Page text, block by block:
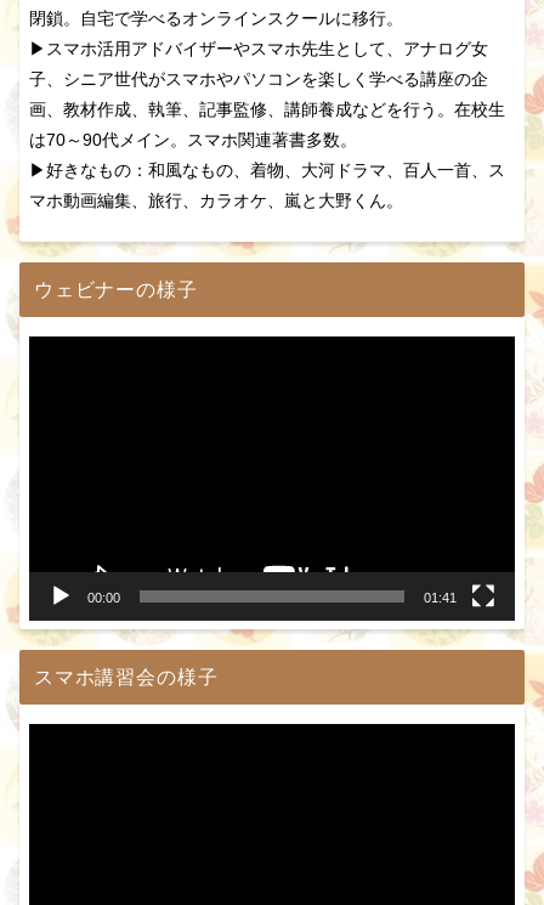
閉鎖。自宅で学べるオンラインスクールに移行。
▶スマホ活用アドバイザーやスマホ先生として、アナログ女
子、シニア世代がスマホやパソコンを楽しく学べる講座の企
画、教材作成、執筆、記事監修、講師養成などを行う。在校生
は70～90代メイン。スマホ関連著書多数。
▶好きなもの：和風なもの、着物、大河ドラマ、百人一首、ス
マホ動画編集、旅行、カラオケ、嵐と大野くん。
ウェビナーの様子
00:00 01:41
スマホ講習会の様子